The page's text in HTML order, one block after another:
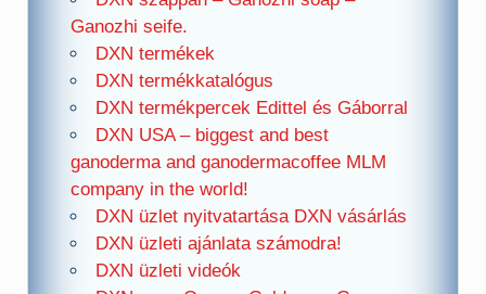
Ganozhi seife.
DXN termékek
DXN termékkatalógus
DXN termékpercek Edittel és Gáborral
DXN USA – biggest and best
ganoderma and ganodermacoffee MLM
company in the world!
DXN üzlet nyitvatartása DXN vásárlás
DXN üzleti ajánlata számodra!
DXN üzleti videók